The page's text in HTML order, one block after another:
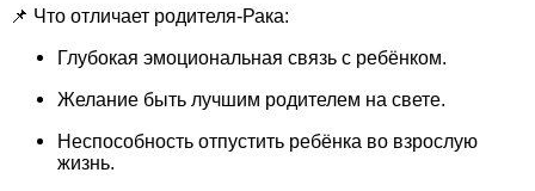
📌 Что отличает родителя-Рака:
Глубокая эмоциональная связь с ребёнком.
Желание быть лучшим родителем на свете.
Неспособность отпустить ребёнка во взрослую
жизнь.